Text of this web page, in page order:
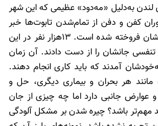
لندن به‌دلیل «مه‌دود» عظیمی که این شهر
کفن و دفن از تمام‌شدن تابوت‌ها خبر
داده‌اند و همه گل‌های گلفروشان فروخته شده است. ۱۳هزار نفر در این
جانشان را از دست دادند. آن زمان
آمدند که باید کاری انجام دهند.
هر بحران و بیماری دیگری، حل و
عوارض جانبی دارد اما چه چیزی از جان
مهم‌تر باشد؟ چیره شدن بر مشکل آلودگی